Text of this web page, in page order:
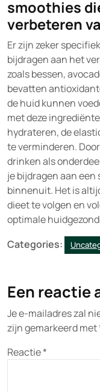
smoothies
verbeteren
Er zijn zeker
bijdragen aan het
zoals bessen,
bevatten
de huid kunnen
met deze
hydrateren, de
te verminderen.
drinken als
je bijdragen aan
binnenuit. Het is
dieet te volgen en
optimale
Categories:
Een reactie
Je e-mailadres zal
zijn gemarkeerd met
Reactie*